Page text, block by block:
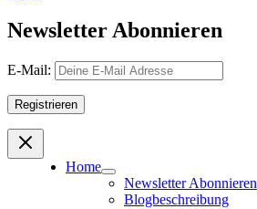
Newsletter Abonnieren
E-Mail:
Home
Newsletter Abonnieren
Blogbeschreibung